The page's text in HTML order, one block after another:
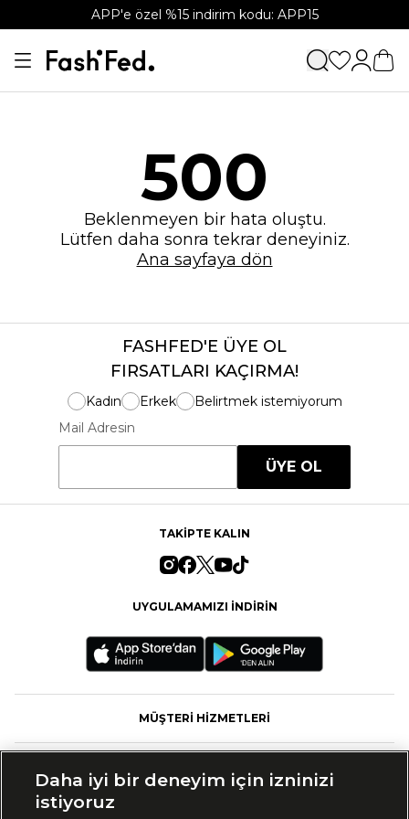
APP'e özel %15 indirim kodu: APP15
500
Beklenmeyen bir hata oluştu.
Lütfen daha sonra tekrar deneyiniz.
Ana sayfaya dön
FASHFED'E ÜYE OL
FIRSATLARI KAÇIRMA!
Kadın Erkek
Belirtmek istemiyorum
Mail Adresin
ÜYE OL
TAKİPTE KALIN
UYGULAMAMIZI İNDİRİN
MÜŞTERİ HİZMETLERİ
Daha iyi bir deneyim için izninizi
istiyoruz